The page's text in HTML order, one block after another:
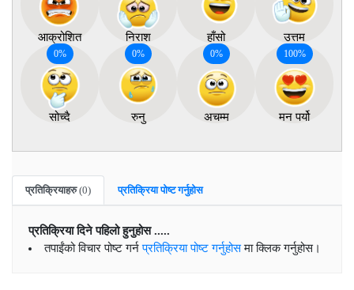
आक्रोशित निराश
0%
सोच्दै
0%
रुनु
हाँसो उत्तम
0%
अचम्म
100%
मन पर्यो
प्रतिक्रियाहरु(0) प्रतिक्रिया पोष्ट गर्नुहोस
प्रतिक्रिया दिने पहिलो हुनुहोस .....
तपाईंको विचार पोष्ट गर्नप्रतिक्रिया पोष्ट गर्नुहोसमा क्लिक गर्नुहोस।